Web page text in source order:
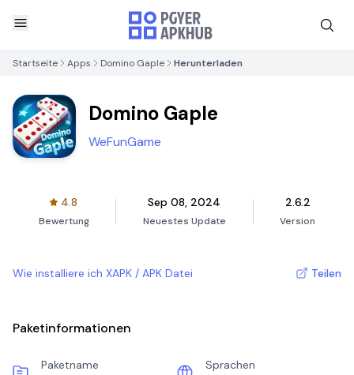
Startseite Apps Domino Gaple Herunterladen
Domino Gaple
WeFunGame
4.8
Bewertung
Sep 08, 2024
Neuestes Update
2.6.2
Version
Wie installiere ich XAPK / APK Datei Teilen
Paketinformationen
Paketname Sprachen